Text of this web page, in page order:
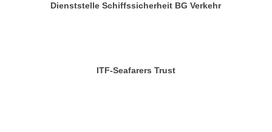
Dienststelle Schiffssicherheit BG Verkehr
ITF-Seafarers Trust